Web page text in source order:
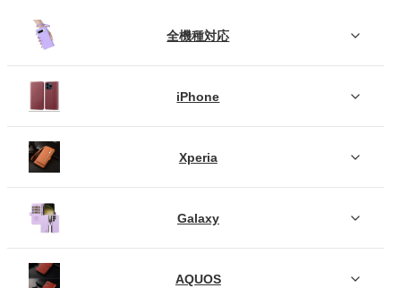
全機種対応
iPhone
Xperia
Galaxy
AQUOS